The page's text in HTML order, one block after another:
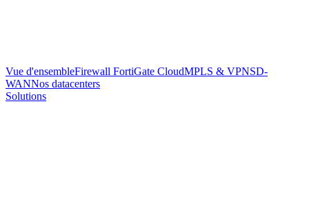
Vue d'ensembleFirewall FortiGate CloudMPLS & VPNSD-
WANNos datacenters
Solutions